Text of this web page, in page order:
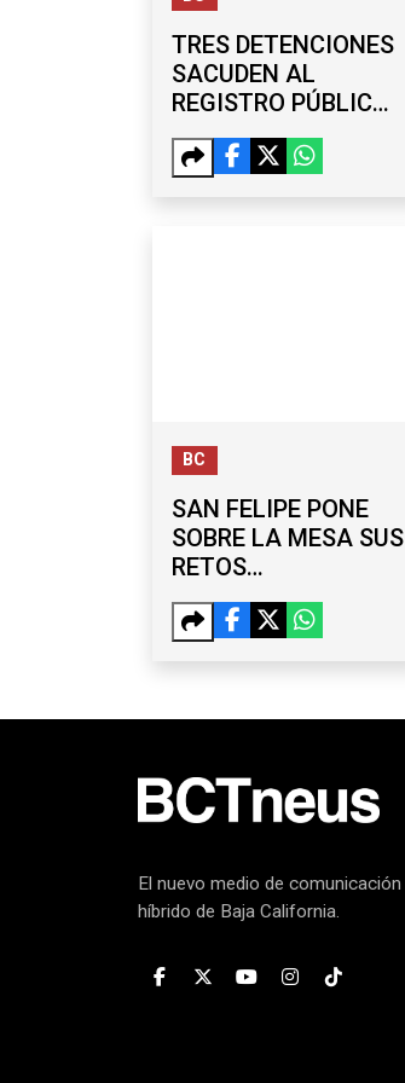
TRES DETENCIONES
SACUDEN AL
REGISTRO PÚBLICO
DE TJUANA Y AL
“CARTEL
BC
SAN FELIPE PONE
SOBRE LA MESA SUS
RETOS
ECONÓMICOS ANTE
ISMAEL BURGUEÑO
El nuevo medio de comunicación
híbrido de Baja California.